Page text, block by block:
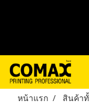
หน้าแรก สินค้า